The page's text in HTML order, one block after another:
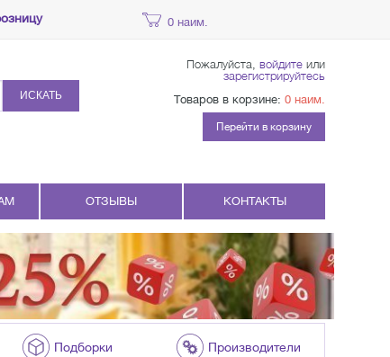
0 наим.
ИСКАТЬ
Пожалуйста, войдите или
зарегистрируйтесь
Товаров в корзине: 0 наим.
Перейти в корзину
ОТЗЫВЫ КОНТАКТЫ
Подборки Производители